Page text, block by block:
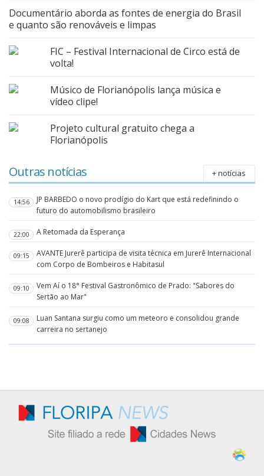
Documentário aborda as fontes de energia do Brasil
e quanto são renováveis e limpas
FIC – Festival Internacional de Circo está de
volta!
Músico de Florianópolis lança música e
vídeo clipe!
Projeto cultural gratuito chega a
Florianópolis
Outras notícias + notícias
14:56
JP BARBEDO o novo prodígio do Kart que está redefinindo o
futuro do automobilismo brasileiro
22:00 A Retomada da Esperança
09:15
AVANTE Jurerê participa de visita técnica em Jurerê Internacional
com Corpo de Bombeiros e Habitasul
09:10
Vem Aí o 18° Festival Gastronômico de Prado: "Sabores do
Sertão ao Mar"
09:08
Luan Santana surgiu como um meteoro e consolidou grande
carreira no sertanejo